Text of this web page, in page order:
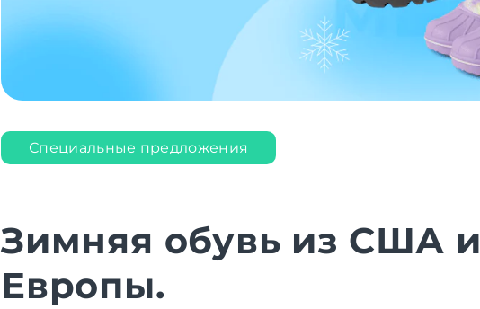
Специальные предложения
Зимняя обувь из США и
Европы.